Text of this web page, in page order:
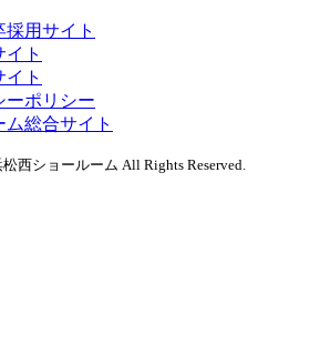
採用サイト
ト
ト
ーポリシー
ム総合サイト
西ショールーム All Rights Reserved.